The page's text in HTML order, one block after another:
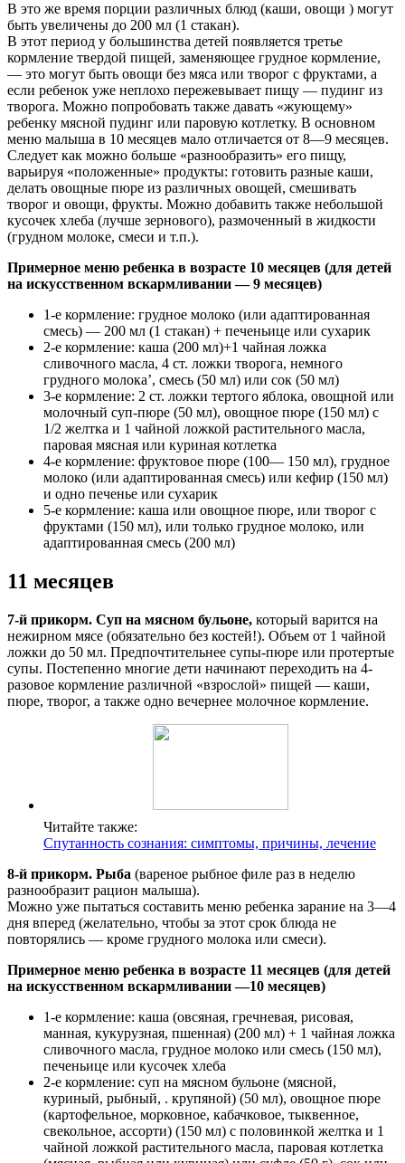
В это же время порции различных блюд (каши, овощи ) могут
быть увеличены до 200 мл (1 стакан).
В этот период у большинства детей появляется третье
кормление твердой пищей, заменяющее грудное кормление,
— это могут быть овощи без мяса или творог с фруктами, а
если ребенок уже неплохо пережевывает пищу — пудинг из
творога. Можно попробовать также давать «жующему»
ребенку мясной пудинг или паровую котлетку. В основном
меню малыша в 10 месяцев мало отличается от 8—9 месяцев.
Следует как можно больше «разнообразить» его пищу,
варьируя «положенные» продукты: готовить разные каши,
делать овощные пюре из различных овощей, смешивать
творог и овощи, фрукты. Можно добавить также небольшой
кусочек хлеба (лучше зернового), размоченный в жидкости
(грудном молоке, смеси и т.п.).
Примерное меню ребенка в возрасте 10 месяцев (для детей
на искусственном вскармливании — 9 месяцев)
1-е кормление: грудное молоко (или адаптированная
смесь) — 200 мл (1 стакан) + печеньице или сухарик
2-е кормление: каша (200 мл)+1 чайная ложка
сливочного масла, 4 ст. ложки творога, немного
грудного молока’, смесь (50 мл) или сок (50 мл)
3-е кормление: 2 ст. ложки тертого яблока, овощной или
молочный суп-пюре (50 мл), овощное пюре (150 мл) с
1/2 желтка и 1 чайной ложкой растительного масла,
паровая мясная или куриная котлетка
4-е кормление: фруктовое пюре (100— 150 мл), грудное
молоко (или адаптированная смесь) или кефир (150 мл)
и одно печенье или сухарик
5-е кормление: каша или овощное пюре, или творог с
фруктами (150 мл), или только грудное молоко, или
адаптированная смесь (200 мл)
11 месяцев
7-й прикорм. Суп на мясном бульоне, который варится на
нежирном мясе (обязательно без костей!). Объем от 1 чайной
ложки до 50 мл. Предпочтительнее супы-пюре или протертые
супы. Постепенно многие дети начинают переходить на 4-
разовое кормление различной «взрослой» пищей — каши,
пюре, творог, а также одно вечернее молочное кормление.
Читайте также:
Спутанность сознания: симптомы, причины, лечение
8-й прикорм. Рыба (вареное рыбное филе раз в неделю
разнообразит рацион малыша).
Можно уже пытаться составить меню ребенка зарание на 3—4
дня вперед (желательно, чтобы за этот срок блюда не
повторялись — кроме грудного молока или смеси).
Примерное меню ребенка в возрасте 11 месяцев (для детей
на искусственном вскармливании —10 месяцев)
1-е кормление: каша (овсяная, гречневая, рисовая,
манная, кукурузная, пшенная) (200 мл) + 1 чайная ложка
сливочного масла, грудное молоко или смесь (150 мл),
печеньице или кусочек хлеба
2-е кормление: суп на мясном бульоне (мясной,
куриный, рыбный, . крупяной) (50 мл), овощное пюре
(картофельное, морковное, кабачковое, тыквенное,
свекольное, ассорти) (150 мл) с половинкой желтка и 1
чайной ложкой растительного масла, паровая котлетка